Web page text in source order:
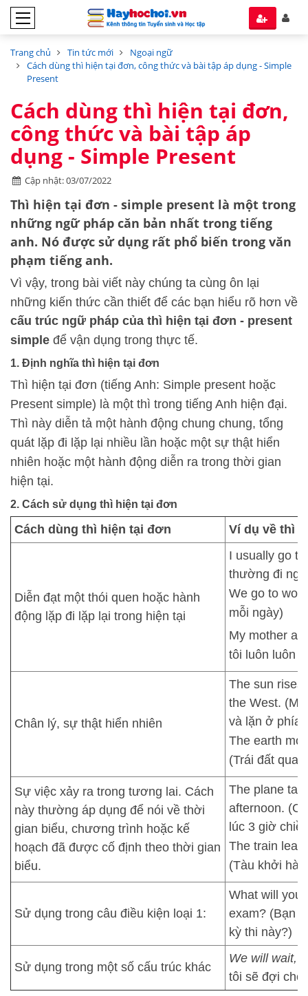
Trang chủ Tin tức mới
Ngoại ngữ
Cách dùng thì hiện tại đơn, công thức và bài tập áp dụng - Simple
Present
Cách dùng thì hiện tại đơn,
công thức và bài tập áp
dụng - Simple Present
Cập nhật: 03/07/2022
Thì hiện tại đơn - simple present là một trong
những ngữ pháp căn bản nhất trong tiếng
anh. Nó được sử dụng rất phổ biến trong văn
phạm tiếng anh.
Vì vậy, trong bài viết này chúng ta cùng ôn lại
những kiến thức cần thiết để các bạn hiểu rõ hơn về
cấu trúc ngữ pháp của thì hiện tại đơn - present
simple để vận dụng trong thực tế.
1. Định nghĩa thì hiện tại đơn
Thì hiện tại đơn (tiếng Anh: Simple present hoặc
Present simple) là một thì trong tiếng Anh hiện đại.
Thì này diễn tả một hành động chung chung, tổng
quát lặp đi lặp lại nhiều lần hoặc một sự thật hiển
nhiên hoặc một hành động diễn ra trong thời gian
hiện tại.
2. Cách sử dụng thì hiện tại đơn
Cách dùng thì hiện tại đơn Ví dụ về thì
Diễn đạt một thói quen hoặc hành
động lặp đi lặp lại trong hiện tại
I usually go
thường đi
We go to
mỗi ngày)
My mother
tôi luôn luôn
Chân lý, sự thật hiển nhiên
The sun rises
the West.
và lặn ở phía
The earth
(Trái đất
Sự việc xảy ra trong tương lai. Cách
này thường áp dụng để nói về thời
gian biểu, chương trình hoặc kế
hoạch đã được cố định theo thời gian
biểu.
The plane
afternoon.
lúc 3 giờ
The train
(Tàu khởi
Sử dụng trong câu điều kiện loại 1:
What will you
exam? (Bạn
kỳ thi này?)
Sử dụng trong một số cấu trúc khác
We will wait,
tôi sẽ đợi cho